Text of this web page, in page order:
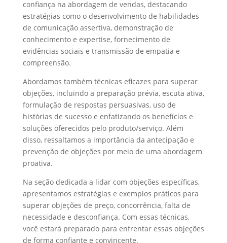
confiança na abordagem de vendas, destacando
estratégias como o desenvolvimento de habilidades
de comunicação assertiva, demonstração de
conhecimento e expertise, fornecimento de
evidências sociais e transmissão de empatia e
compreensão.
Abordamos também técnicas eficazes para superar
objeções, incluindo a preparação prévia, escuta ativa,
formulação de respostas persuasivas, uso de
histórias de sucesso e enfatizando os benefícios e
soluções oferecidos pelo produto/serviço. Além
disso, ressaltamos a importância da antecipação e
prevenção de objeções por meio de uma abordagem
proativa.
Na seção dedicada a lidar com objeções específicas,
apresentamos estratégias e exemplos práticos para
superar objeções de preço, concorrência, falta de
necessidade e desconfiança. Com essas técnicas,
você estará preparado para enfrentar essas objeções
de forma confiante e convincente.